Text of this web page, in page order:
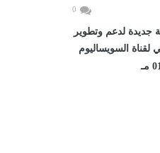
0
جديدة لدعم وتطوير
لقناة السويساليوم